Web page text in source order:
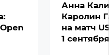
Анна
Каролин
на матч
1 сентября